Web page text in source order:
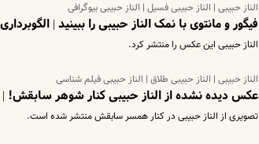
الناز حبیبی | الناز حبیبی فسیل | الناز حبیبی بیوگرافی
فیگور و مانتوی با نمک الناز حبیبی را ببینید |
الناز حبیبی این عکس را منتشر کرد.
الناز حبیبی | الناز حبیبی طلاق | الناز حبیبی فیلم شناسی
عکس دیده نشده از الناز حبیبی کنار شوهر
تصویری از الناز حبیبی در کنار همسر سابقش منتشر شده است.